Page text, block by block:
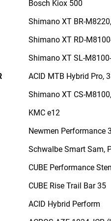
Bosch Kiox 500
Shimano XT BR-
Shimano XT RD-
Shimano XT SL-
ACID MTB Hybrid Pro,
Shimano XT CS-
KMC e12
Newmen Performance
Schwalbe Smart Sam,
CUBE Performance
CUBE Rise Trail Bar 35
ACID Hybrid Perform